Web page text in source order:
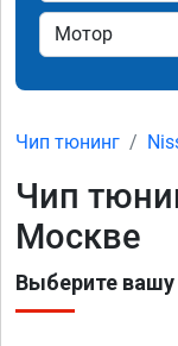
Чип тюнинг
Чип
Москве
Выберите